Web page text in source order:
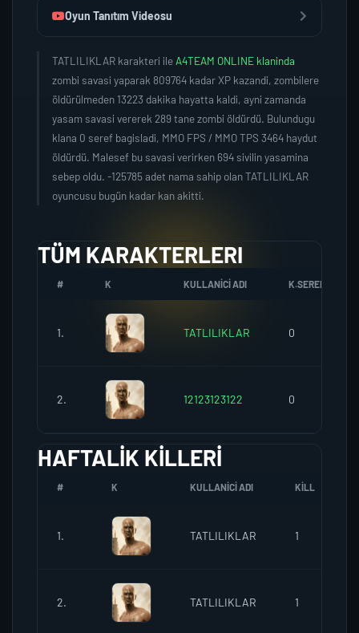
Oyun Tanıtım Videosu
TATLILIKLAR karakteri ileA4TEAM ONLINE klaninda
zombi savasi yaparak 809764 kadar XP kazandi, zombilere
öldürülmeden 13223 dakika hayatta kaldi, ayni zamanda
yasam savasi vererek 289 tane zombi öldürdü. Bulundugu
klana 0 seref bagisladi, MMO FPS / MMO TPS 3464 haydut
öldürdü. Malesef bu savasi verirken 694 sivilin yasamina
sebep oldu. -125785 adet nama sahip olan TATLILIKLAR
oyuncusu bugün kadar kan akitti.
TÜM KARAKTERLERI
# K KULLANICI ADI K.SEREFI
1. TATLILIKLAR 0
2. 12123123122 0
HAFTALIK KILLERI
# K KULLANICI ADI KILL
1. TATLILIKLAR 1
2. TATLILIKLAR 1